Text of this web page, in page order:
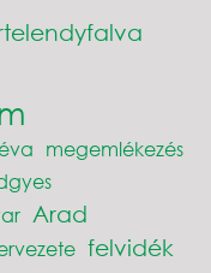
megemlékezés
Arad
felvidék